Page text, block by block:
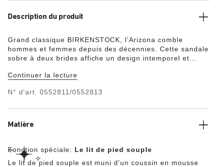
Description du produit
Grand classique BIRKENSTOCK, l’Arizona comble
hommes et femmes depuis des décennies. Cette sandale
sobre à deux brides affiche un design intemporel et
confortable. Le lit de pied souple s’équipe d’une semelle
au long de la journée. Sa tige a été confectionnée dans
Continuer la lecture
N° d'art. 0552811/0552813
Matière
Fonction spéciale: Le lit de pied souple
Le lit de pied souple est muni d'un coussin en mousse